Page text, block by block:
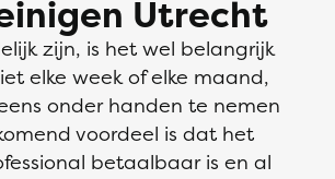
Utrecht
zijn, is het wel belangrijk
elke week of elke maand,
onder handen te nemen
voordeel is dat het
betaalbaar is en al